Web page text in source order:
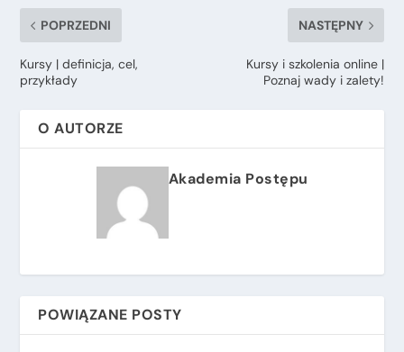
POPRZEDNI
Kursy | definicja, cel,
przykłady
NASTĘPNY
Kursy i szkolenia online |
Poznaj wady i zalety!
O AUTORZE
Akademia Postępu
POWIĄZANE POSTY